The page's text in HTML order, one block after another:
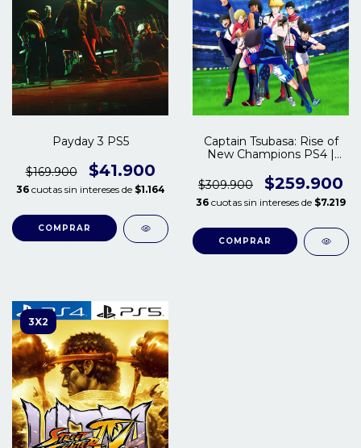
Payday 3 PS5
$169.900 $41.900
36 cuotas sin intereses de $1.164
COMPRAR
Captain Tsubasa: Rise of
New Champions PS4 |
$309.900
$259.900
36 cuotas sin intereses de $7.219
COMPRAR
3X2